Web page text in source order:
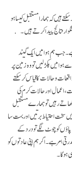
ہیں کہ ہمارا مستقبل کیسا ہو
نتائج پیدا کرتے ہیں۔
ہے۔ جب ہم ہوا میں ایک گیند
ہوا میں پکڑ لیں تو وہ زمین پر
و حالات کا قیاس کر سکتے
اعمال اور حالات کرم کی
کھاتے رہیں تو ہمارے مستقبل
سخت احتیاط برتیں اور بہت سا
کو چوٹ لگے تو درد کے
امر ہے۔ اگر ہم اپنی عادتوں کو
ہو گا۔